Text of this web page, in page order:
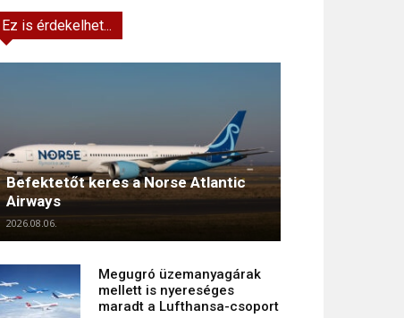
Ez is érdekelhet...
Befektetőt keres a Norse Atlantic
Airways
2026.08.06.
Megugró üzemanyagárak
mellett is nyereséges
maradt a Lufthansa-csoport